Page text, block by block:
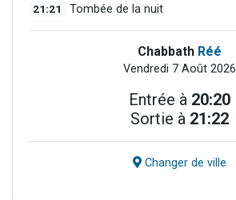
21:21 Tombée de la nuit
Chabbath Réé
Vendredi 7 Août 2026
Entrée à 20:20
Sortie à 21:22
Changer de ville